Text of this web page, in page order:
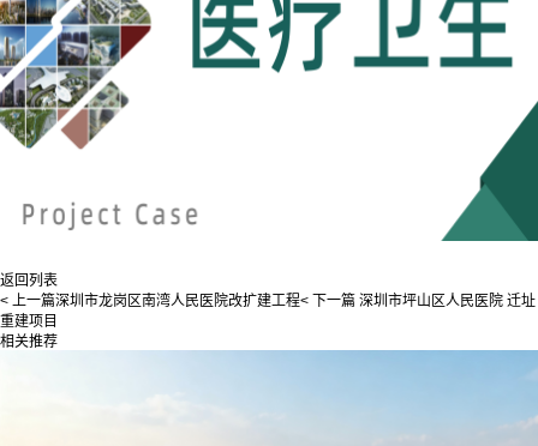
返回列表
< 上一篇深圳市龙岗区南湾人民医院改扩建工程< 下一篇 深圳市坪山区人民医院 迁址
重建项目
相关推荐